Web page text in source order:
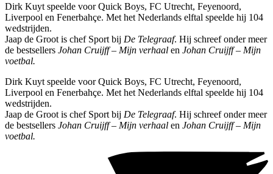
Dirk Kuyt speelde voor Quick Boys, FC Utrecht, Feyenoord,
Liverpool en Fenerbahçe. Met het Nederlands elftal speelde hij 104
wedstrijden.
Jaap de Groot is chef Sport bij De Telegraaf. Hij schreef onder meer
de bestsellers Johan Cruijff – Mijn verhaal en Johan Cruijff – Mijn
voetbal.
Dirk Kuyt speelde voor Quick Boys, FC Utrecht, Feyenoord,
Liverpool en Fenerbahçe. Met het Nederlands elftal speelde hij 104
wedstrijden.
Jaap de Groot is chef Sport bij De Telegraaf. Hij schreef onder meer
de bestsellers Johan Cruijff – Mijn verhaal en Johan Cruijff – Mijn
voetbal.